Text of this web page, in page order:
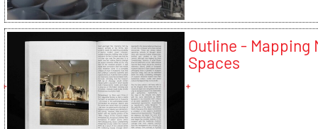
Outline - Mapping
Spaces